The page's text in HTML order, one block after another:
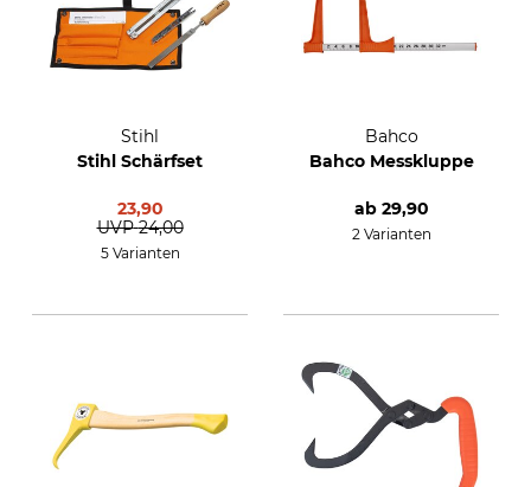
Stihl
Stihl Schärfset
23,90
UVP 24,00
5 Varianten
Bahco
Bahco Messkluppe
ab 29,90
2 Varianten